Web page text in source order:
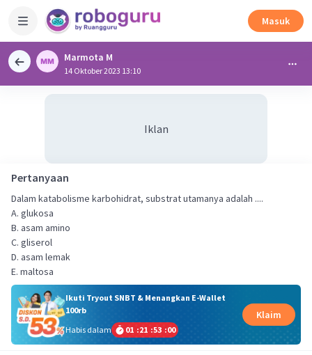
Masuk
Marmota M
14 Oktober 2023 13:10
Iklan
Pertanyaan
Dalam katabolisme karbohidrat, substrat utamanya adalah ....
A. glukosa
B. asam amino
C. gliserol
D. asam lemak
E. maltosa
Ikuti Tryout SNBT & Menangkan E-Wallet
100rb
Habis dalam
01 :21 :53 :00
Klaim